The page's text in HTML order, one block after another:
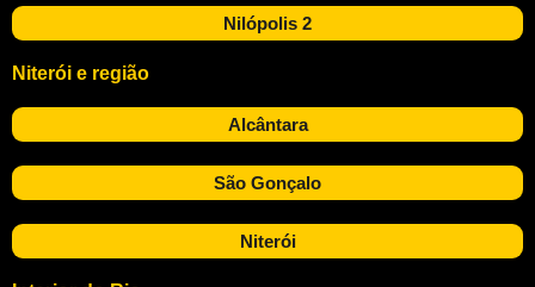
Nilópolis 2
Niterói e região
Alcântara
São Gonçalo
Niterói